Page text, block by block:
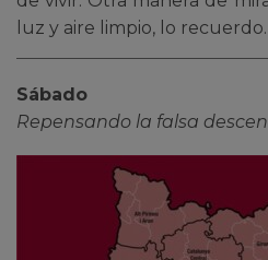
luz y aire limpio, lo recuerdo.
Sábado
Repensando la falsa